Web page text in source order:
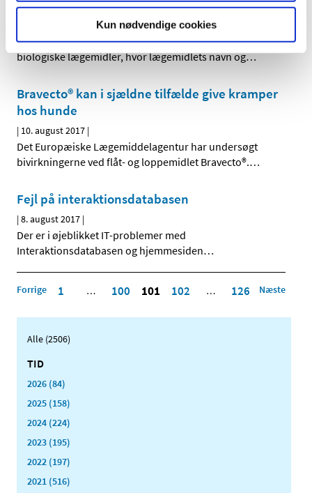
Kun nødvendige cookies
lægemidler
Lægemiddelstyrelsen har opdateret listen over udvalgte
biologiske lægemidler, hvor lægemidlets navn og…
Bravecto® kan i sjældne tilfælde give kramper
hos hunde
| 10. august 2017 |
Det Europæiske Lægemiddelagentur har undersøgt
bivirkningerne ved flåt- og loppemidlet Bravecto®.…
Fejl på interaktionsdatabasen
|8. august 2017 |
Der er i øjeblikket IT-problemer med
Interaktionsdatabasen og hjemmesiden…
Forrige 1 … 100 101 102 … 126 Næste
Alle (2506)
TID
2026 (84)
2025 (158)
2024 (224)
2023 (195)
2022 (197)
2021 (516)